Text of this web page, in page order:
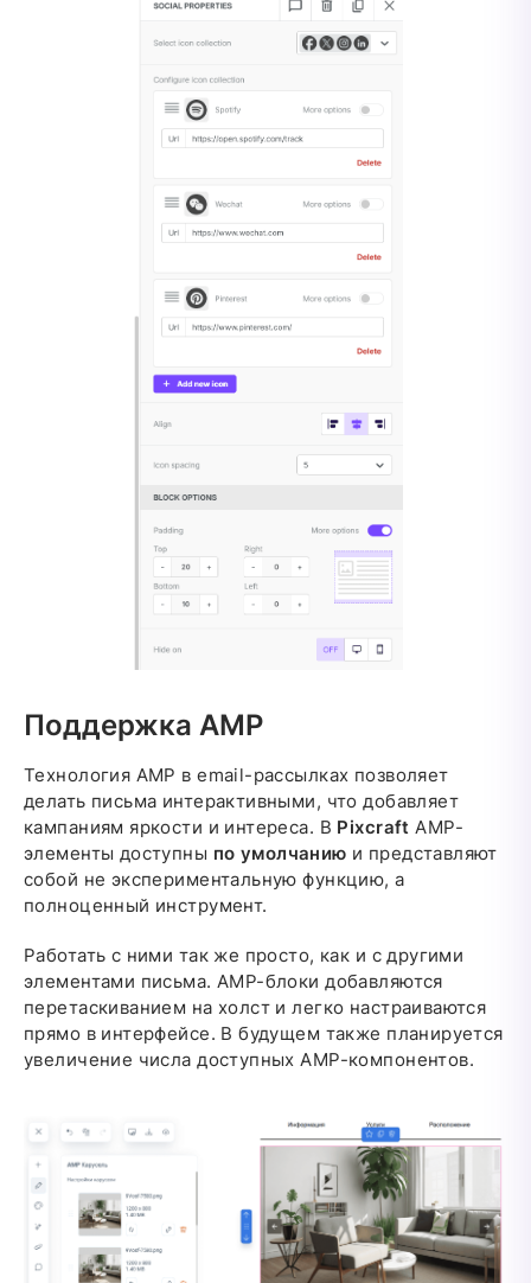
Поддержка AMP
Технология AMP в email-рассылках позволяет
делать письма интерактивными, что добавляет
кампаниям яркости и интереса. В Pixcraft AMP-
элементы доступны по умолчанию и представляют
собой не экспериментальную функцию, а
полноценный инструмент.
Работать с ними так же просто, как и с другими
элементами письма. AMP-блоки добавляются
перетаскиванием на холст и легко настраиваются
прямо в интерфейсе. В будущем также планируется
увеличение числа доступных AMP-компонентов.